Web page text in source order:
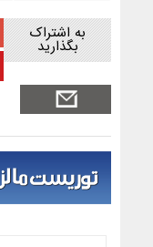
به اشتراک
بگذارید